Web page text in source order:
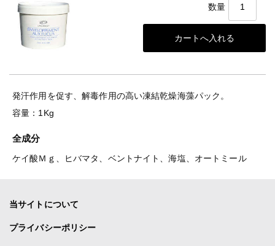
数量
発汗作用を促す、解毒作用の高い凍結乾燥海藻パック。
容量：1Kg
全成分
ケイ酸Ｍｇ、ヒバマタ、ベントナイト、海塩、オートミール
当サイトについて
プライバシーポリシー